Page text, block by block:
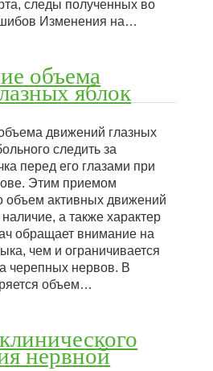
следы полученных во
Изменения на…
объема
яблок
движений глазных
следить за
перед его глазами при
Этим приемом
объем активных движений
а также характер
обращает внимание на
чем и ограничивается
черепных нервов. В
объем…
нервной